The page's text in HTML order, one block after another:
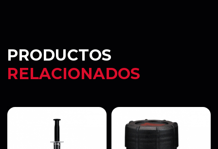
PRODUCTOS
RELACIONADOS